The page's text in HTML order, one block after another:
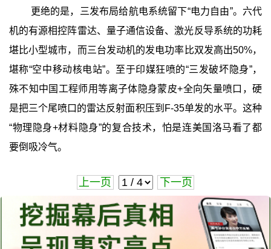
更绝的是，三发布局给航电系统留下“电力自由”。六代
机的有源相控阵雷达、量子通信设备、激光反导系统的功耗
堪比小型城市，而三台发动机的发电功率比双发高出50%，
堪称“空中移动核电站”。至于印媒狂喷的“三发破坏隐身”，
殊不知中国工程师用等离子体隐身蒙皮+全向矢量喷口，硬
是把三个尾喷口的雷达反射面积压到F-35单发的水平。这种
“物理隐身+材料隐身”的复合技术，怕是连美国洛马看了都
要倒吸冷气。
上一页 下一页